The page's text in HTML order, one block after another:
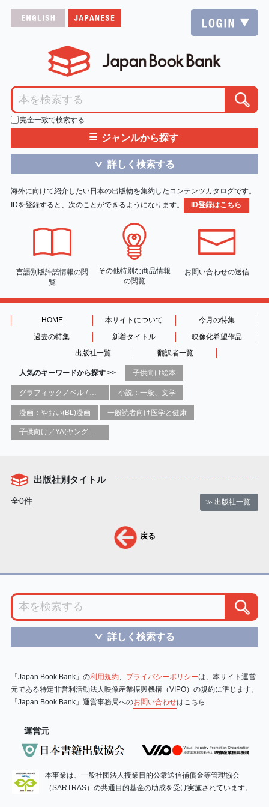
完全一致で検索する
≡ ジャンルから探す
＞ 詳しく検索する
海外に向けて紹介したい日本の出版物を集約したコンテンツカタログです。
IDを登録すると、次のことができるようになります。
ID登録はこちら
言語別版許諾情報の閲
覧
その他特別な商品情報
の閲覧
お問い合わせの送信
HOME 本サイトについて
今月の特集
過去の特集
新着タイトル
映像化希望作品
出版社一覧
翻訳者一覧
人気のキーワードから探す >> 子供向け絵本
小説：一般、文学
漫画：やおい(BL)漫画 一般読者向け医学と健康
子供向け／YA(ヤングアダルト)向け一般：芸術&芸術家
出版社別タイトル
≫ 出版社一覧
全0件
戻る
＞ 詳しく検索する
「Japan Book Bank」の利用規約、 プライバシーポリシーは、本サイト運営
元である特定非営利活動法人映像産業振興機構（VIPO）の規約に準じます。
「Japan Book Bank」運営事務局へのお問い合わせはこちら
運営元
本事業は、一般社団法人授業目的公衆送信補償金等管理協会
（SARTRAS）の共通目的基金の助成を受け実施されています。